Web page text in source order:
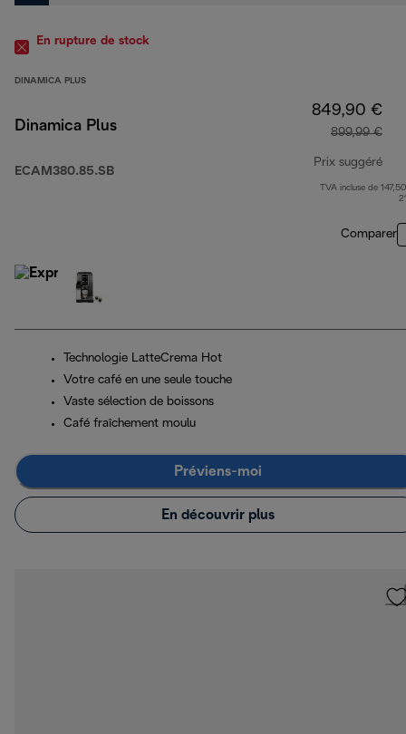
En rupture de stock
DINAMICA PLUS
Dinamica Plus
ECAM380.85.SB
849,90 €
899,99 €
Prix suggéré
TVA incluse de
Comparer
Technologie LatteCrema Hot
Votre café en une seule touche
Vaste sélection de boissons
Café fraîchement moulu
Préviens-moi
En découvrir plus